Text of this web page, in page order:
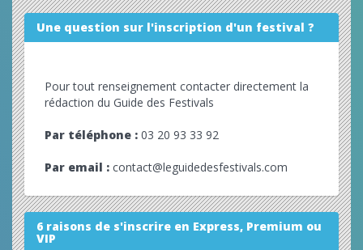
Une question sur l'inscription d'un festival ?
Pour tout renseignement contacter directement la
rédaction du Guide des Festivals
Par téléphone : 03 20 93 33 92
Par email : contact@leguidedesfestivals.com
6 raisons de s'inscrire en Express, Premium ou
VIP